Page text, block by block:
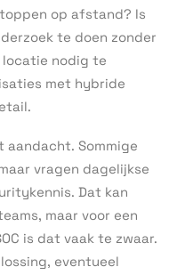
op afstand? Is
te doen zonder
locatie nodig te
met hybride
aandacht. Sommige
vragen dagelijkse
Dat kan
maar voor een
is dat vaak te zwaar.
eventueel